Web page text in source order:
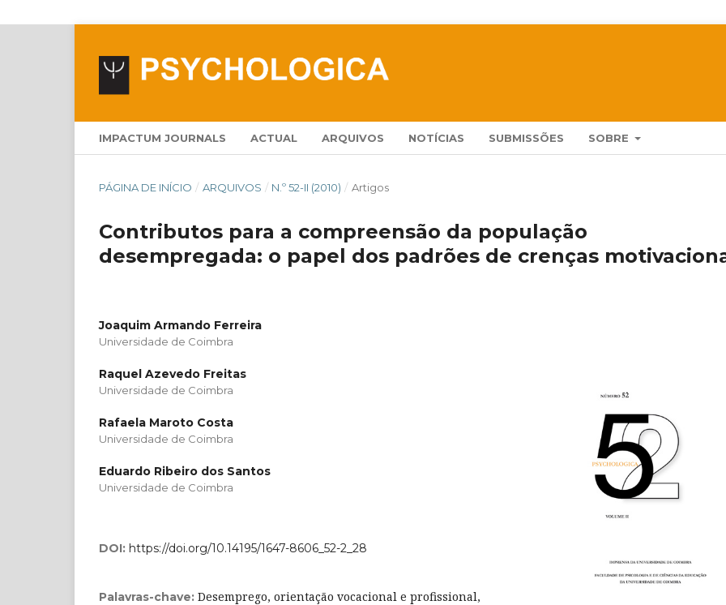
IMPACTUM JOURNALS ACTUAL ARQUIVOS NOTÍCIAS SUBMISSÕES SOBRE
PÁGINA DE INÍCIO / ARQUIVOS / N.º 52-II (2010) / Artigos
Contributos para a compreensão da população
desempregada: o papel dos padrões de crenças
Joaquim Armando Ferreira
Universidade de Coimbra
Raquel Azevedo Freitas
Universidade de Coimbra
Rafaela Maroto Costa
Universidade de Coimbra
Eduardo Ribeiro dos Santos
Universidade de Coimbra
DOI: https://doi.org/10.14195/1647-8606_52-2_28
Palavras-chave: Desemprego, orientação vocacional e profissional,